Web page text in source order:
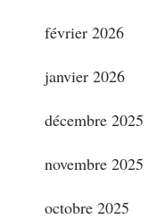
février 2026
janvier 2026
décembre 2025
novembre 2025
octobre 2025